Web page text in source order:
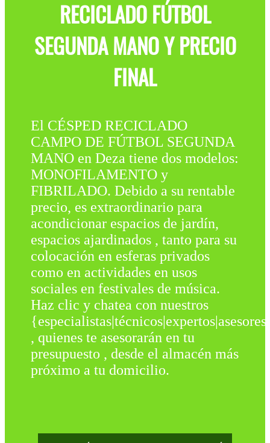
RECICLADO FÚTBOL
SEGUNDA MANO Y PRECIO
FINAL
El CÉSPED RECICLADO
CAMPO DE FÚTBOL SEGUNDA
MANO en Deza tiene dos modelos:
MONOFILAMENTO y
FIBRILADO. Debido a su rentable
precio, es extraordinario para
acondicionar espacios de jardín,
espacios ajardinados , tanto para su
colocación en esferas privados
como en actividades en usos
sociales en festivales de música.
Haz clic y chatea con nuestros
{especialistas|técnicos|expertos|asesores
, quienes te asesorarán en tu
presupuesto , desde el almacén más
próximo a tu domicilio.